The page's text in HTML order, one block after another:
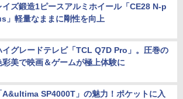
イズ鍛造1ピースアルミホイール「CE28 N-p
」軽量なままに剛性を向上
イグレードテレビ「TCL Q7D Pro」。圧巻の
彩美で映画＆ゲームが極上体験に
A&ultima SP4000T」の魅力！ポケットに入